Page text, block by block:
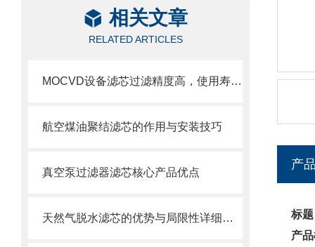
相关文章
RELATED ARTICLES
MOCVD设备滤芯过滤精度高，使用寿命长
航空煤油聚结滤芯的作用与安装技巧
真空泵过滤器滤芯核心产品优点
天然气脱水滤芯的优势与局限性详细分析
产
标
产